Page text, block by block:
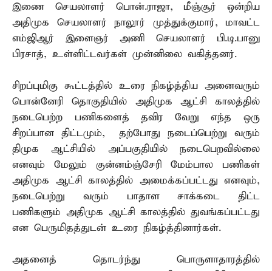
இணை செயலாளர் பொன்.ராஜா, மீஞ்சூர் ஒன்றிய
அதிமுக செயலாளர் நாலூர் முத்துக்குமார், மாவட்ட
எம்ஜிஆர் இளைஞர் அணி செயலாளர் பி.டி.பானு
பிரசாத், உள்ளிட்டவர்கள் முன்னிலை வகித்தனர்.
சிறப்புமிகு கூட்டத்தில் உரை நிகழ்த்திய அனைவரும்
பொன்னேரி தொகுதியில் அதிமுக ஆட்சி காலத்தில்
நடைபெற்ற பணிகளைத் தவிர வேறு எந்த ஒரு
சிறப்பான திட்டமும், தற்போது நடைப்பெற்று வரும்
திமுக ஆட்சியில் அப்பகுதியில் நடைபெறவில்லை
எனவும் மேலும் குன்னம்ஞ்சேரி மேம்பால பணிகள்
அதிமுக ஆட்சி காலத்தில் அமைக்கப்பட்டது எனவும்,
நடைபெற்று வரும் பாதாள சாக்கடை திட்ட
பணிகளும் அதிமுக ஆட்சி காலத்தில் துவங்கப்பட்டது
என பெருமிதத்துடன் உரை நிகழ்த்தினார்கள்.
அதனைத் தொடர்ந்து பொருளாதாரத்தில்